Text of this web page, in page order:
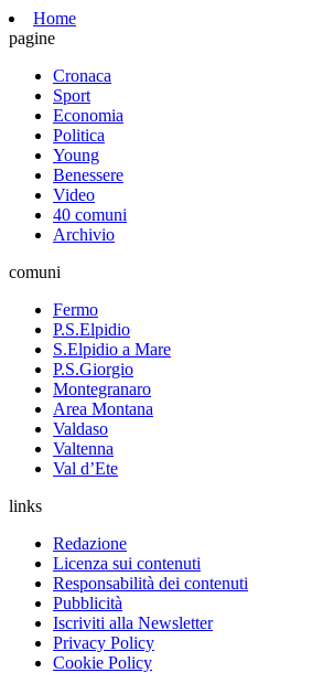
Home
pagine
Cronaca
Sport
Economia
Politica
Young
Benessere
Video
40 comuni
Archivio
comuni
Fermo
P.S.Elpidio
S.Elpidio a Mare
P.S.Giorgio
Montegranaro
Area Montana
Valdaso
Valtenna
Val d’Ete
links
Redazione
Licenza sui contenuti
Responsabilità dei contenuti
Pubblicità
Iscriviti alla Newsletter
Privacy Policy
Cookie Policy